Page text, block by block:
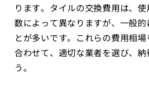
ります。タイルの交換費用は、
数によって異なりますが、一般
とが多いです。これらの費用相
合わせて、適切な業者を選び、
う。